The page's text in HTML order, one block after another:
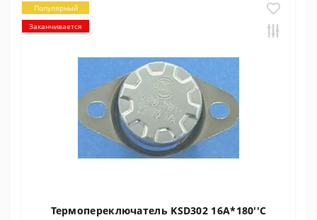
Популярный
Заканчивается
Термопереключатель KSD302 16A*180''C